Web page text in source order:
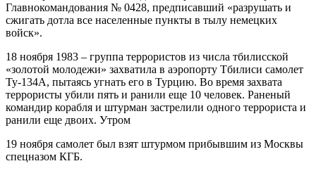
Главнокомандования № 0428, предписавший «разрушать и
сжигать дотла все населенные пункты в тылу немецких
войск».
18 ноября 1983 – группа террористов из числа тбилисской
«золотой молодежи» захватила в аэропорту Тбилиси самолет
Ту-134А, пытаясь угнать его в Турцию. Во время захвата
террористы убили пять и ранили еще 10 человек. Раненый
командир корабля и штурман застрелили одного террориста и
ранили еще двоих. Утром
19 ноября самолет был взят штурмом прибывшим из Москвы
спецназом КГБ.